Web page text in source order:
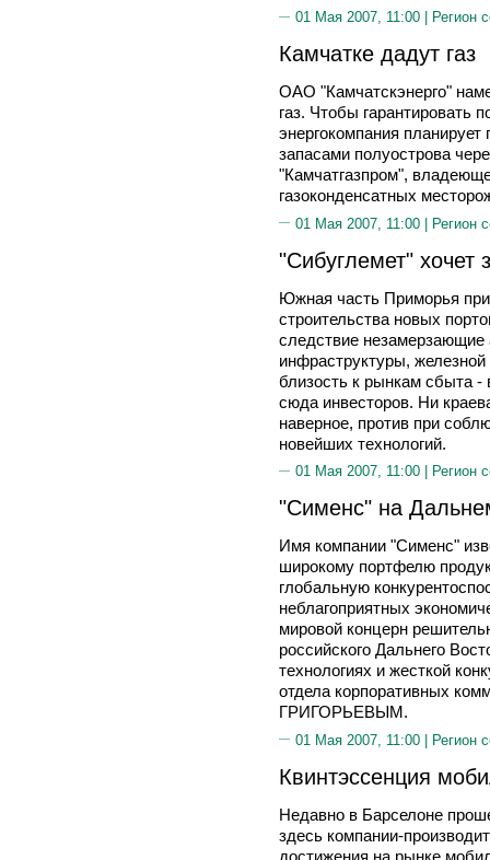
01 Мая 2007, 11:00 | Регион
Камчатке дадут газ
ОАО "Камчатскэнерго"
газ. Чтобы гарантировать
энергокомпания
запасами полуострова
"Камчатгазпром",
газоконденсатных
01 Мая 2007, 11:00 | Регион
"Сибуглемет" хочет
Южная часть Приморья
строительства новых
следствие незамерзающие
инфраструктуры,
близость к рынкам сбыта
сюда инвесторов. Ни
наверное, против при
новейших технологий.
01 Мая 2007, 11:00 | Регион
"Сименс" на
Имя компании "Сименс"
широкому портфелю
глобальную
неблагоприятных
мировой концерн
российского Дальнего
технологиях и жесткой
отдела корпоративных
ГРИГОРЬЕВЫМ.
01 Мая 2007, 11:00 | Регион
Квинтэссенция
Недавно в Барселоне
здесь компании-
достижения на рынке